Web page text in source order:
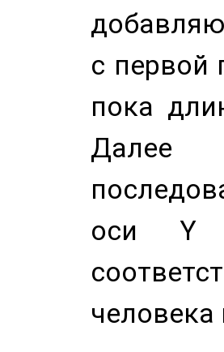
с первой
пока
Далее
оси Y